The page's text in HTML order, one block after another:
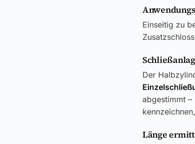
Einseitig zu
Der
abgestimmt –
Länge